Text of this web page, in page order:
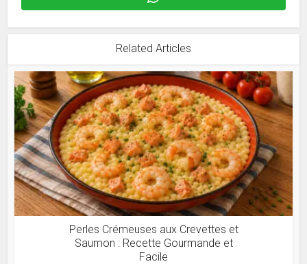
Related Articles
Perles Crémeuses aux Crevettes et
Saumon : Recette Gourmande et
Facile